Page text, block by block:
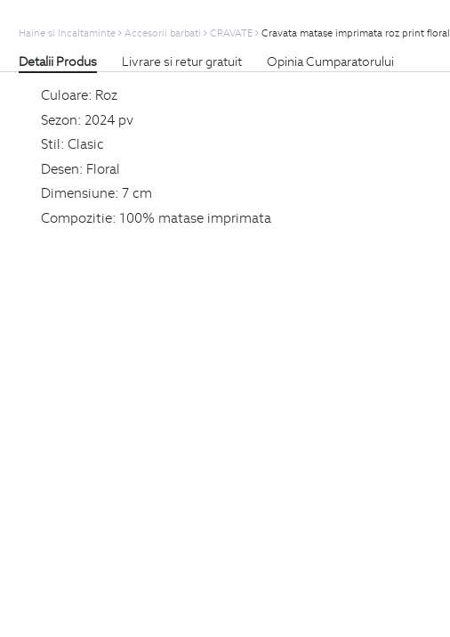
Haine si Incaltaminte Accesorii barbati CRAVATE Cravata matase imprimata roz print floral
Detalii Produs Livrare si retur gratuit Opinia Cumparatorului
Culoare: Roz
Sezon: 2024 pv
Stil: Clasic
Desen: Floral
Dimensiune: 7 cm
Compozitie: 100% matase imprimata